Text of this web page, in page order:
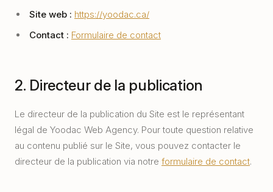
Site web : https://yoodac.ca/
Contact : Formulaire de contact
2. Directeur de la publication
Le directeur de la publication du Site est le représentant
légal de Yoodac Web Agency. Pour toute question relative
au contenu publié sur le Site, vous pouvez contacter le
directeur de la publication via notre formulaire de contact.